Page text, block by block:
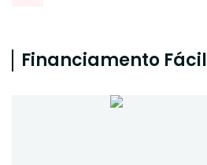
Financiamento Fácil